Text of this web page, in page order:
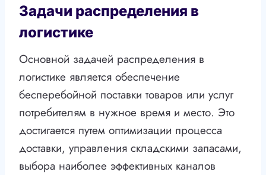
Задачи распределения в
логистике
Основной задачей распределения в
логистике является обеспечение
бесперебойной поставки товаров или услуг
потребителям в нужное время и место. Это
достигается путем оптимизации процесса
доставки, управления складскими запасами,
выбора наиболее эффективных каналов